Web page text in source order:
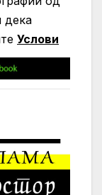
дека
Услови